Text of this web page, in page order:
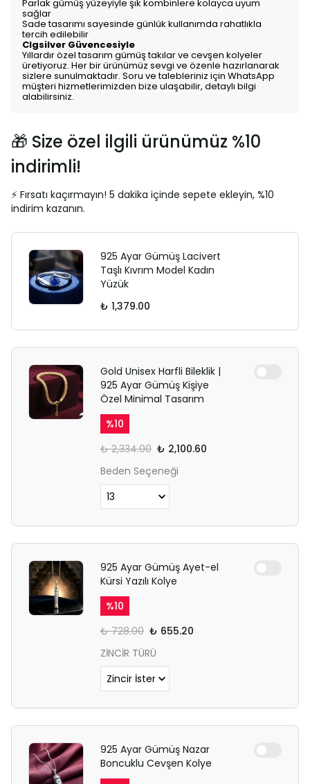
Parlak gümüş yüzeyiyle şık kombinlere kolayca uyum
sağlar
Sade tasarımı sayesinde günlük kullanımda rahatlıkla
tercih edilebilir
Clgsilver Güvencesiyle
Yıllardır özel tasarım gümüş takılar ve cevşen kolyeler
üretiyoruz. Her bir ürünümüz sevgi ve özenle hazırlanarak
sizlere sunulmaktadır. Soru ve talebleriniz için WhatsApp
müşteri hizmetlerimizden bize ulaşabilir, detaylı bilgi
alabilirsiniz.
🎁 Size özel ilgili ürünümüz %10
indirimli!
⚡ Fırsatı kaçırmayın! 5 dakika içinde sepete ekleyin, %10
indirim kazanın.
925 Ayar Gümüş Lacivert
Taşlı Kıvrım Model Kadın
Yüzük
₺ 1,379.00
Gold Unisex Harfli Bileklik |
925 Ayar Gümüş Kişiye
Özel Minimal Tasarım
%10
₺ 2,334.00 ₺ 2,100.60
Beden Seçeneği
925 Ayar Gümüş Ayet-el
Kürsi Yazılı Kolye
%10
₺ 728.00 ₺ 655.20
ZİNCİR TÜRÜ
925 Ayar Gümüş Nazar
Boncuklu Cevşen Kolye